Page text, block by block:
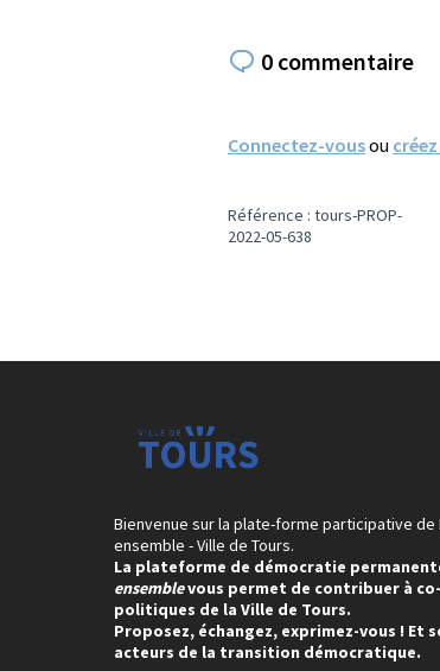
0 commentaire
Connectez-vousou
Référence : tours-PROP-
2022-05-638
Bienvenue sur la plate-forme participative de
ensemble - Ville de Tours.
La plateforme de démocratie
ensemblevous permet de contribuer à
politiques de la Ville de Tours.
Proposez, échangez, exprimez-vous ! Et
acteurs de la transition démocratique.